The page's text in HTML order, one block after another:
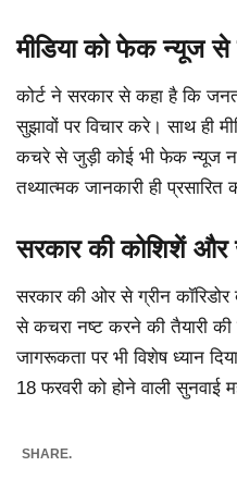
मीडिया को फेक न्यूज से
कोर्ट ने सरकार से कहा है कि
सुझावों पर विचार करे। साथ ही
कचरे से जुड़ी कोई भी फेक न्यूज
तथ्यात्मक जानकारी ही
सरकार की कोशिशें और
सरकार की ओर से ग्रीन कॉरिडोर
से कचरा नष्ट करने की तैयारी की
जागरूकता पर भी विशेष ध्यान
18 फरवरी को होने वाली सुनवाई
SHARE.